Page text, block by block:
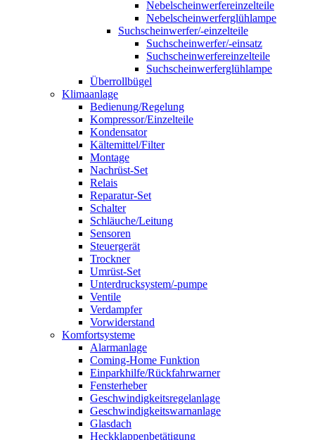
Nebelscheinwerfereinzelteile
Nebelscheinwerferglühlampe
Suchscheinwerfer/-einzelteile
Suchscheinwerfer/-einsatz
Suchscheinwerfereinzelteile
Suchscheinwerferglühlampe
Überrollbügel
Klimaanlage
Bedienung/Regelung
Kompressor/Einzelteile
Kondensator
Kältemittel/Filter
Montage
Nachrüst-Set
Relais
Reparatur-Set
Schalter
Schläuche/Leitung
Sensoren
Steuergerät
Trockner
Umrüst-Set
Unterdrucksystem/-pumpe
Ventile
Verdampfer
Vorwiderstand
Komfortsysteme
Alarmanlage
Coming-Home Funktion
Einparkhilfe/Rückfahrwarner
Fensterheber
Geschwindigkeitsregelanlage
Geschwindigkeitswarnanlage
Glasdach
Heckklappenbetätigung